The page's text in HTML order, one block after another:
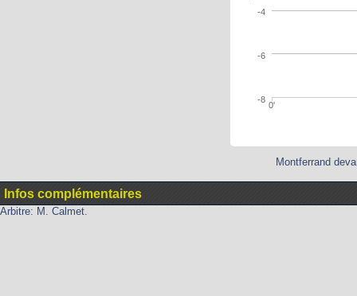
0'
-8
-6
-4
Montferrand
Infos complémentaires
Arbitre: M. Calmet.